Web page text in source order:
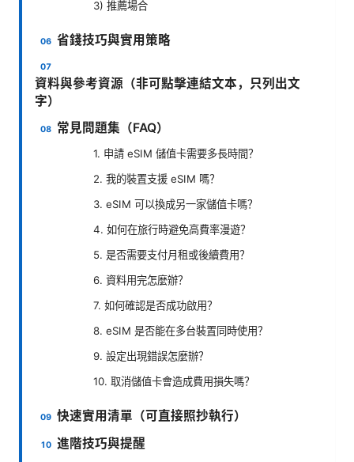
3) 推薦場合
省錢技巧與實用策略
資料與參考資源（非可點擊連結文本，只列出文
字）
常見問題集（FAQ）
1. 申請 eSIM 儲值卡需要多長時間？
2. 我的裝置支援 eSIM 嗎？
3. eSIM 可以換成另一家儲值卡嗎？
4. 如何在旅行時避免高費率漫遊？
5. 是否需要支付月租或後續費用？
6. 資料用完怎麼辦？
7. 如何確認是否成功啟用？
8. eSIM 是否能在多台裝置同時使用？
9. 設定出現錯誤怎麼辦？
10. 取消儲值卡會造成費用損失嗎？
快速實用清單（可直接照抄執行）
進階技巧與提醒